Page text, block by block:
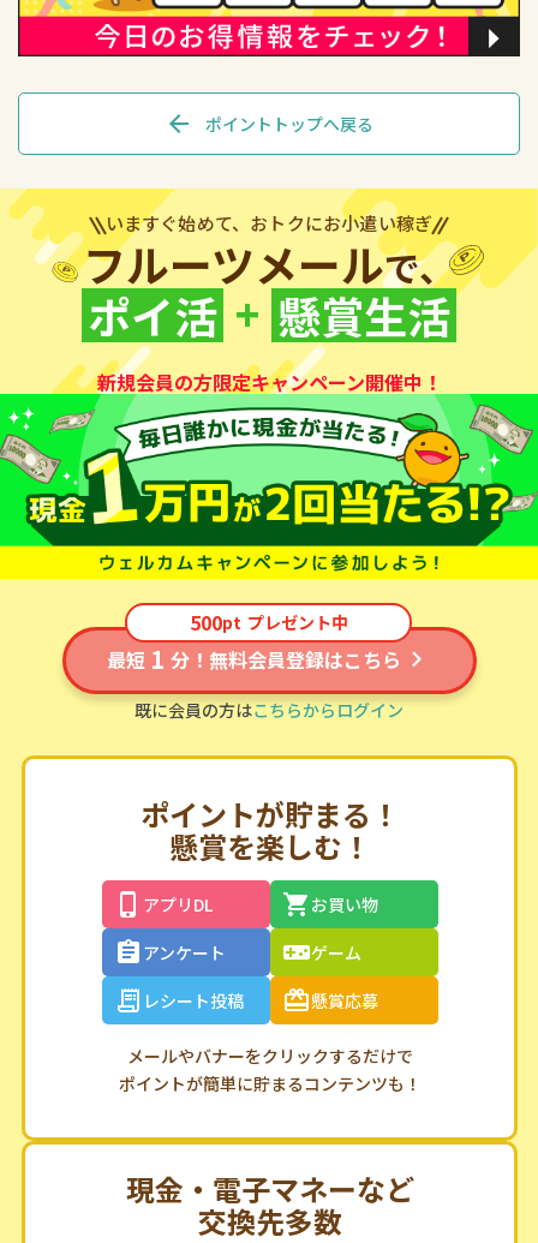
arrow_back ポイントトップへ戻る
いますぐ始めて、おトクにお小遣い稼ぎ
フルーツメールで、
ポイ活 + 懸賞生活
新規会員の方限定キャンペーン開催中！
500pt プレゼント中
最短 1 分！無料会員登録はこちら
既に会員の方はこちらからログイン
ポイントが貯まる！
懸賞を楽しむ！
アプリDL
お買い物
アンケート
ゲーム
レシート投稿
懸賞応募
メールやバナーをクリックするだけで
ポイントが簡単に貯まるコンテンツも！
現金・電子マネーなど
交換先多数